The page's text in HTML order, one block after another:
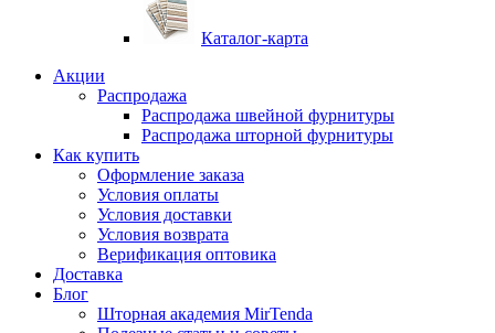
Каталог-карта
Акции
Распродажа
Распродажа швейной фурнитуры
Распродажа шторной фурнитуры
Как купить
Оформление заказа
Условия оплаты
Условия доставки
Условия возврата
Верификация оптовика
Доставка
Блог
Шторная академия MirTenda